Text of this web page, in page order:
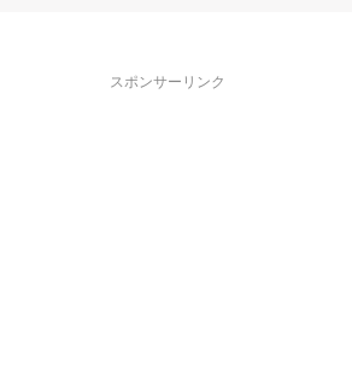
スポンサーリンク